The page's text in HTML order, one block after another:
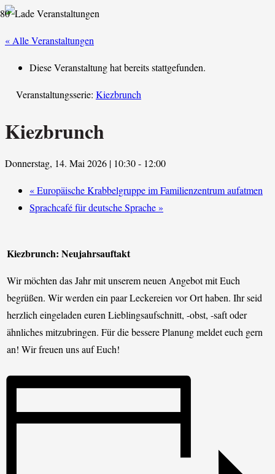
« Alle Veranstaltungen
Diese Veranstaltung hat bereits stattgefunden.
Veranstaltungsserie: Kiezbrunch
Kiezbrunch
Donnerstag, 14. Mai 2026 | 10:30- 12:00
«Europäische Krabbelgruppe im Familienzentrum aufatmen
Sprachcafé für deutsche Sprache»
Kiezbrunch: Neujahrsauftakt
Wir möchten das Jahr mit unserem neuen Angebot mit Euch
begrüßen. Wir werden ein paar Leckereien vor Ort haben. Ihr seid
herzlich eingeladen euren Lieblingsaufschnitt, -obst, -saft oder
ähnliches mitzubringen. Für die bessere Planung meldet euch gern
an! Wir freuen uns auf Euch!